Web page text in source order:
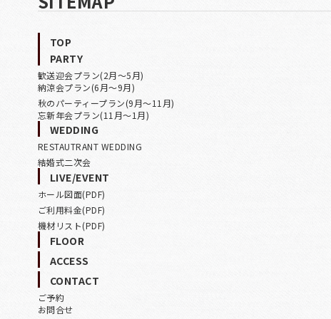
TOP
PARTY
歓送迎会プラン(2月〜5月)
納涼会プラン(6月〜9月)
秋のパーティープラン(9月〜11月)
忘新年会プラン(11月〜1月)
WEDDING
RESTAUTRANT WEDDING
結婚式二次会
LIVE/EVENT
ホール図面(PDF)
ご利用料金(PDF)
機材リスト(PDF)
FLOOR
ACCESS
CONTACT
ご予約
お問合せ